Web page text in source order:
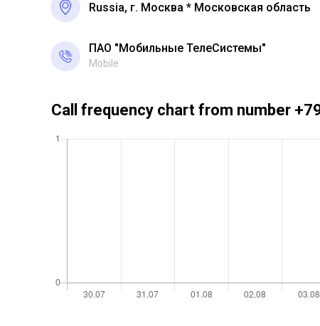
Russia, г. Москва * Московская область
ПАО "Мобильные ТелеСистемы"
Mobile
Call frequency chart from number